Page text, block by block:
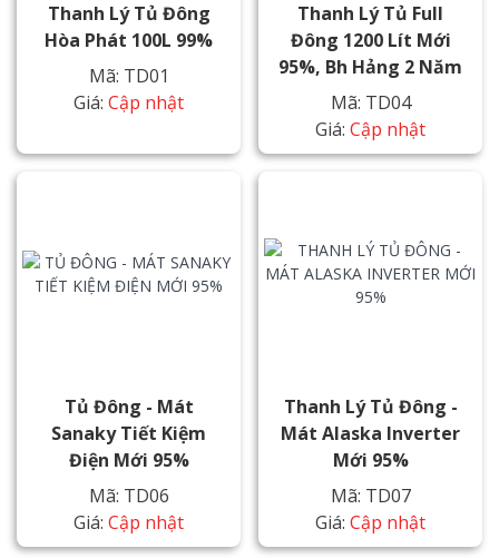
Thanh Lý Tủ Đông
Hòa Phát 100L 99%
Mã: TD01
Giá: Cập nhật
Thanh Lý Tủ Full
Đông 1200 Lít Mới
95%, Bh Hảng 2 Năm
Mã: TD04
Giá: Cập nhật
Tủ Đông - Mát
Sanaky Tiết Kiệm
Điện Mới 95%
Mã: TD06
Giá: Cập nhật
Thanh Lý Tủ Đông -
Mát Alaska Inverter
Mới 95%
Mã: TD07
Giá: Cập nhật